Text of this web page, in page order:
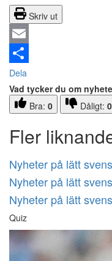
Skriv ut
Email
Dela
Vad tycker du om
Bra: 0 Dåligt: 0
Fler
Nyheter på lätt
Nyheter på lätt
Nyheter på lätt
Quiz